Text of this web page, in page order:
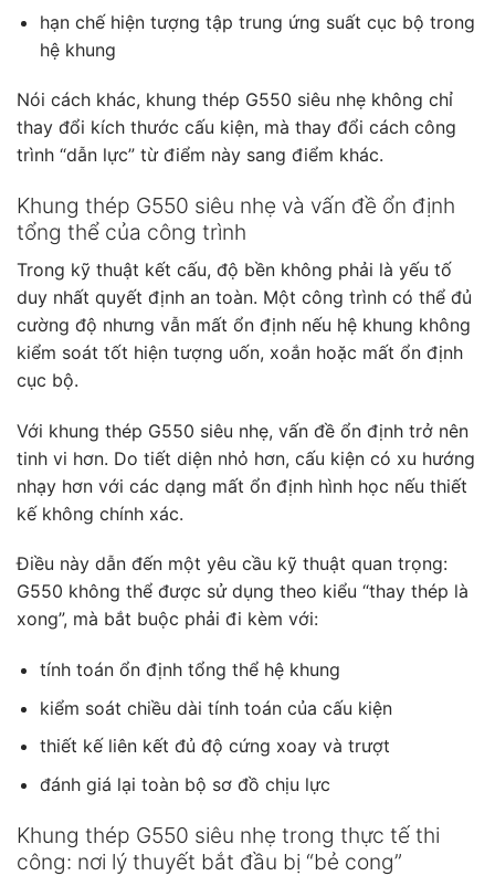
hạn chế hiện tượng tập trung ứng suất cục bộ trong
hệ khung
Nói cách khác, khung thép G550 siêu nhẹ không chỉ
thay đổi kích thước cấu kiện, mà thay đổi cách công
trình “dẫn lực” từ điểm này sang điểm khác.
Khung thép G550 siêu nhẹ và vấn đề ổn định
tổng thể của công trình
Trong kỹ thuật kết cấu, độ bền không phải là yếu tố
duy nhất quyết định an toàn. Một công trình có thể đủ
cường độ nhưng vẫn mất ổn định nếu hệ khung không
kiểm soát tốt hiện tượng uốn, xoắn hoặc mất ổn định
cục bộ.
Với khung thép G550 siêu nhẹ, vấn đề ổn định trở nên
tinh vi hơn. Do tiết diện nhỏ hơn, cấu kiện có xu hướng
nhạy hơn với các dạng mất ổn định hình học nếu thiết
kế không chính xác.
Điều này dẫn đến một yêu cầu kỹ thuật quan trọng:
G550 không thể được sử dụng theo kiểu “thay thép là
xong”, mà bắt buộc phải đi kèm với:
tính toán ổn định tổng thể hệ khung
kiểm soát chiều dài tính toán của cấu kiện
thiết kế liên kết đủ độ cứng xoay và trượt
đánh giá lại toàn bộ sơ đồ chịu lực
Khung thép G550 siêu nhẹ trong thực tế thi
công: nơi lý thuyết bắt đầu bị “bẻ cong”